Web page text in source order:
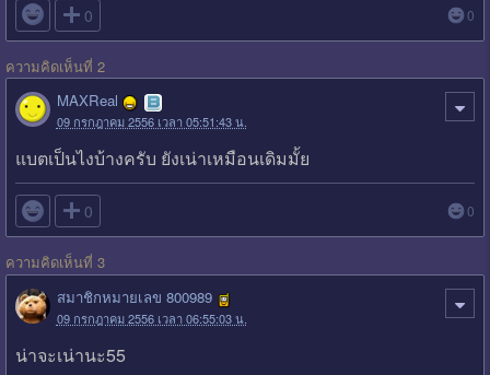
 0 0
ความคิดเห็นที่ 2
MAXReal
09 กรกฎาคม 2556 เวลา 05:51:43 น.
แบตเป็นไงบ้างครับ ยังเน่าเหมือนเดิมมั้ย
 0 0
ความคิดเห็นที่ 3
สมาชิกหมายเลข 800989
09 กรกฎาคม 2556 เวลา 06:55:03 น.
น่าจะเน่านะ55